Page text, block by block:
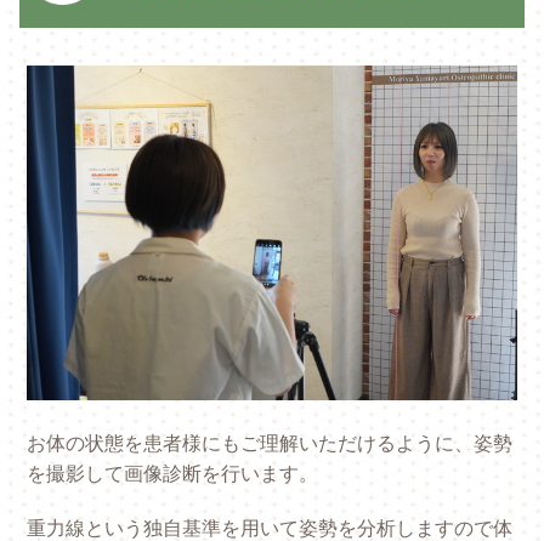
お体の状態を患者様にもご理解いただけるように、姿勢
を撮影して画像診断を行います。
重力線という独自基準を用いて姿勢を分析しますので体